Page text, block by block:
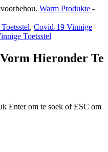
Warm Produkte -
, Covid-19 Vinnige
Toetsstel
Hieronder Te
Enter om te soek of ESC om